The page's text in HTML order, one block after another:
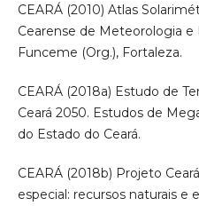
CEARÁ (2010) Atlas
Cearense de Meteorologia e
Funceme (Org.), Fortaleza.
CEARÁ (2018a) Estudo de
Ceará 2050. Estudos de
do Estado do Ceará.
CEARÁ (2018b) Projeto
especial: recursos naturais e